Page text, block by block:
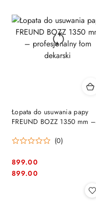
przed
obniżką
Łopata do usuwania papy
FREUND BOZZ 1350 mm –
(0)
Cena:
899.00
Cena:
899.00